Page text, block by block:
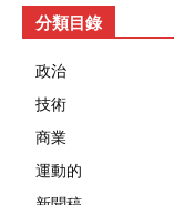
分類目錄
政治
技術
商業
運動的